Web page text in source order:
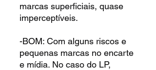
marcas superficiais, quase
imperceptíveis.
-BOM: Com alguns riscos e
pequenas marcas no encarte
e mídia. No caso do LP,